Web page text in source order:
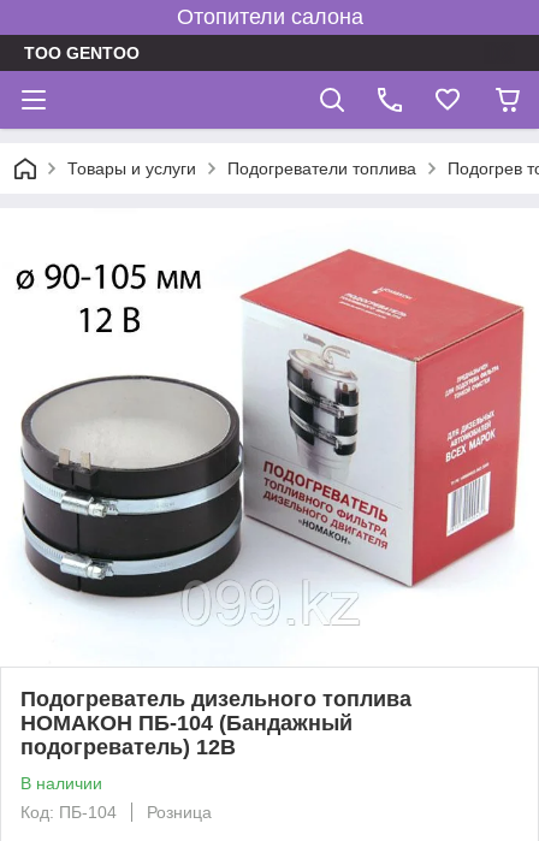
Отопители салона
TOO GENTOO
Товары и услуги Подогреватели топлива Подогрев
Подогреватель дизельного топлива
НОМАКОН ПБ-104 (Бандажный
подогреватель) 12В
В наличии
Код: ПБ-104
Розница